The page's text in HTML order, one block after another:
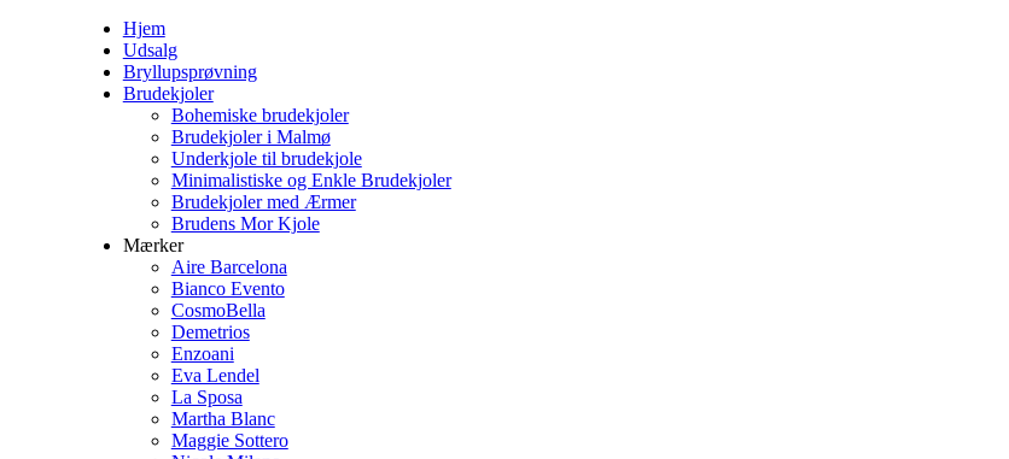
Hjem
Udsalg
Bryllupsprøvning
Brudekjoler
Bohemiske brudekjoler
Brudekjoler i Malmø
Underkjole til brudekjole
Minimalistiske og Enkle Brudekjoler
Brudekjoler med Ærmer
Brudens Mor Kjole
Mærker
Aire Barcelona
Bianco Evento
CosmoBella
Demetrios
Enzoani
Eva Lendel
La Sposa
Martha Blanc
Maggie Sottero